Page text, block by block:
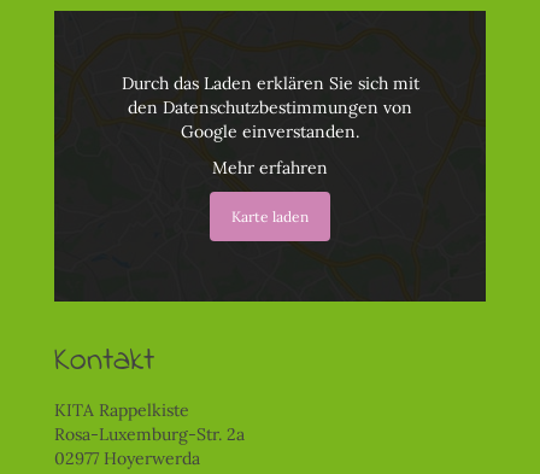
Durch das Laden erklären Sie sich mit
den Datenschutzbestimmungen von
Google einverstanden.
Mehr erfahren
Karte laden
Kontakt
KITA Rappelkiste
Rosa-Luxemburg-Str. 2a
02977 Hoyerwerda